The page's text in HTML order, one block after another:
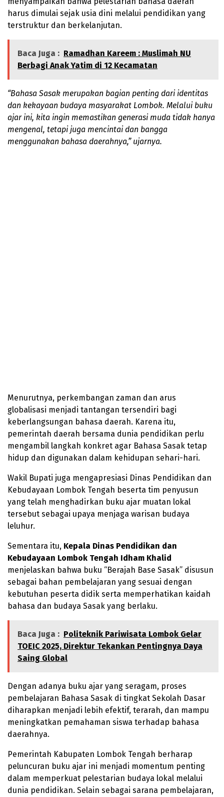
harus dimulai sejak usia dini melalui pendidikan yang
terstruktur dan berkelanjutan.
Baca Juga : Ramadhan Kareem : Muslimah NU
Berbagi Anak Yatim di 12 Kecamatan
“Bahasa Sasak merupakan bagian penting dari identitas
dan kekayaan budaya masyarakat Lombok. Melalui buku
ajar ini, kita ingin memastikan generasi muda tidak hanya
mengenal, tetapi juga mencintai dan bangga
menggunakan bahasa daerahnya,” ujarnya.
Menurutnya, perkembangan zaman dan arus
globalisasi menjadi tantangan tersendiri bagi
keberlangsungan bahasa daerah. Karena itu,
pemerintah daerah bersama dunia pendidikan perlu
mengambil langkah konkret agar Bahasa Sasak tetap
hidup dan digunakan dalam kehidupan sehari-hari.
Wakil Bupati juga mengapresiasi Dinas Pendidikan dan
Kebudayaan Lombok Tengah beserta tim penyusun
yang telah menghadirkan buku ajar muatan lokal
tersebut sebagai upaya menjaga warisan budaya
leluhur.
Sementara itu, Kepala Dinas Pendidikan dan
Kebudayaan Lombok Tengah Idham Khalid
menjelaskan bahwa buku “Berajah Base Sasak” disusun
sebagai bahan pembelajaran yang sesuai dengan
kebutuhan peserta didik serta memperhatikan kaidah
bahasa dan budaya Sasak yang berlaku.
Baca Juga : Politeknik Pariwisata Lombok Gelar
TOEIC 2025, Direktur Tekankan Pentingnya Daya
Saing Global
Dengan adanya buku ajar yang seragam, proses
pembelajaran Bahasa Sasak di tingkat Sekolah Dasar
diharapkan menjadi lebih efektif, terarah, dan mampu
meningkatkan pemahaman siswa terhadap bahasa
daerahnya.
Pemerintah Kabupaten Lombok Tengah berharap
peluncuran buku ajar ini menjadi momentum penting
dalam memperkuat pelestarian budaya lokal melalui
dunia pendidikan. Selain sebagai sarana pembelajaran,